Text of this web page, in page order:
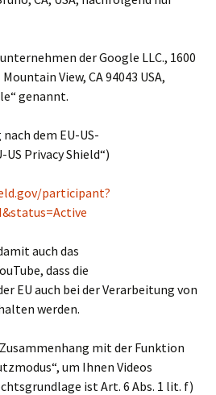
der Google LLC., 1600
View, CA 94043 USA,
genannt.
dem EU-US-
Privacy Shield“)
participant?
auch das
dass die
EU auch bei der Verarbeitung von
werden.
mit der Funktion
um Ihnen Videos
ist Art. 6 Abs. 1 lit. f)